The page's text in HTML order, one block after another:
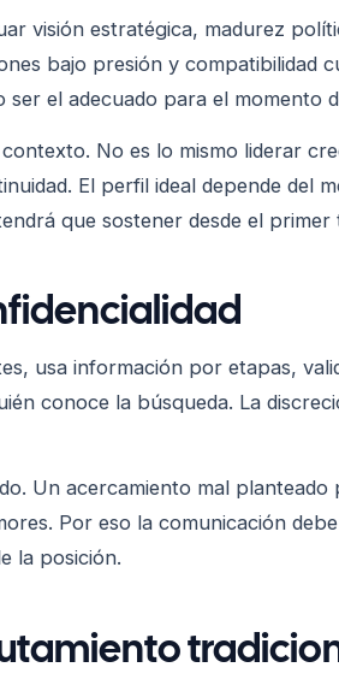
visión estratégica, madurez
bajo presión y compatibilidad
el adecuado para el momento
No es lo mismo liderar
El perfil ideal depende del
que sostener desde el primer
usa información por etapas,
conoce la búsqueda. La
Un acercamiento mal planteado
Por eso la comunicación
la posición.